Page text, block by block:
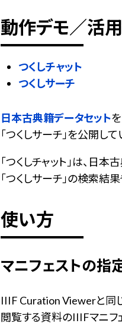
動作デモ／活
つくしチャット
つくしサーチ
日本古典籍データセット
「つくしサーチ」を公開して
「つくしチャット」は、日
「つくしサーチ」の検索
使い方
マニフェストの指
IIIF Curation Viewerと同じ
閲覧する資料のIIIFマニフ